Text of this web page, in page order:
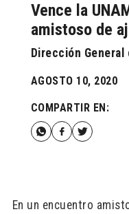
Vence la
amistoso de
Dirección
AGOSTO 10, 2020
COMPARTIR EN:
En un encuentro